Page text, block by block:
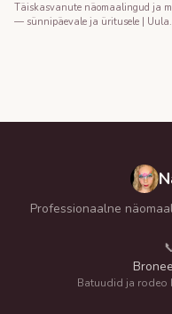
Täiskasvanute näomaalingud ja
— sünnipäevale ja üritusele | Uula
Professionaalne
Batuudid ja rodeo